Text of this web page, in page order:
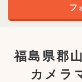
福島県郡
カメラ